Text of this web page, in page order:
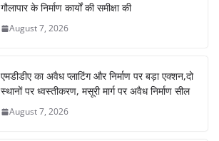
गौलापार के निर्माण कार्यों की समीक्षा की
August 7, 2026
एमडीडीए का अवैध प्लाटिंग और निर्माण पर बड़ा एक्शन,दो
स्थानों पर ध्वस्तीकरण, मसूरी मार्ग पर अवैध निर्माण सील
August 7, 2026